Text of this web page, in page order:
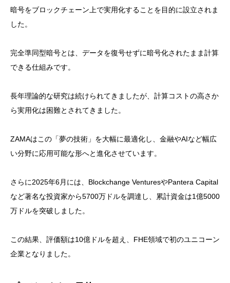
暗号をブロックチェーン上で実用化することを目的に設立されま
した。
完全準同型暗号とは、データを復号せずに暗号化されたまま計算
できる仕組みです。
長年理論的な研究は続けられてきましたが、計算コストの高さか
ら実用化は困難とされてきました。
ZAMAはこの「夢の技術」を大幅に最適化し、金融やAIなど幅広
い分野に応用可能な形へと進化させています。
さらに2025年6月には、Blockchange VenturesやPantera Capital
など著名な投資家から5700万ドルを調達し、累計資金は1億5000
万ドルを突破しました。
この結果、評価額は10億ドルを超え、FHE領域で初のユニコーン
企業となりました。